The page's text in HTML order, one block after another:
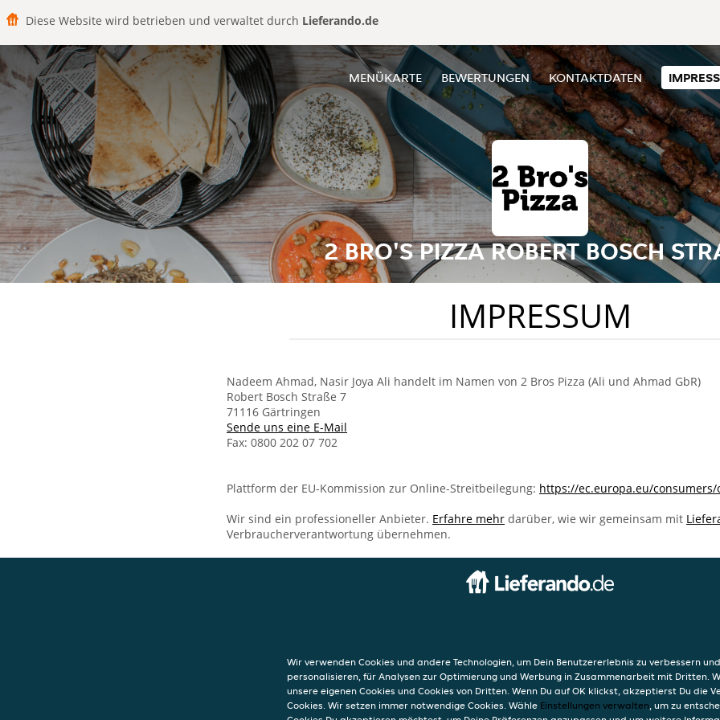
Diese Website wird betrieben und verwaltet durch Lieferando.de
MENÜKARTE BEWERTUNGEN KONTAKTDATEN
2 BRO'S PIZZA ROBERT BOSCH
IMPRESSUM
Nadeem Ahmad, Nasir Joya Ali handelt im Namen von 2 Bros Pizza (Ali und Ahmad GbR)
Robert Bosch Straße 7
71116 Gärtringen
Sende uns eine E-Mail
Fax: 0800 202 07 702
Plattform der EU-Kommission zur Online-Streitbeilegung: https://ec.europa.eu/
Wir sind ein professioneller Anbieter. Erfahre mehr darüber, wie wir gemeinsam mit
Verbraucherverantwortung übernehmen.
Robert Bosch Straße
Robert Bosch Straße 7
71116 Gärtringen
Wir verwenden Cookies und andere Technologien, um Dein Benutzererlebnis zu verbessern
personalisieren, für Analysen zur Optimierung und Werbung in Zusammenarbeit mit Dritten.
unsere eigenen Cookies und Cookies von Dritten. Wenn Du auf OK klickst, akzeptierst Du die
Cookies. Wir setzen immer notwendige Cookies. Wähle Einstellungen verwalten, um zu